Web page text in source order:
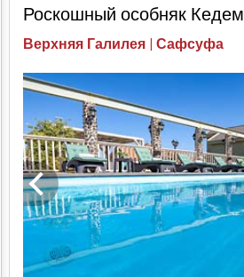
Роскошный особняк Кедем
Верхняя Галилея | Сафсуфа